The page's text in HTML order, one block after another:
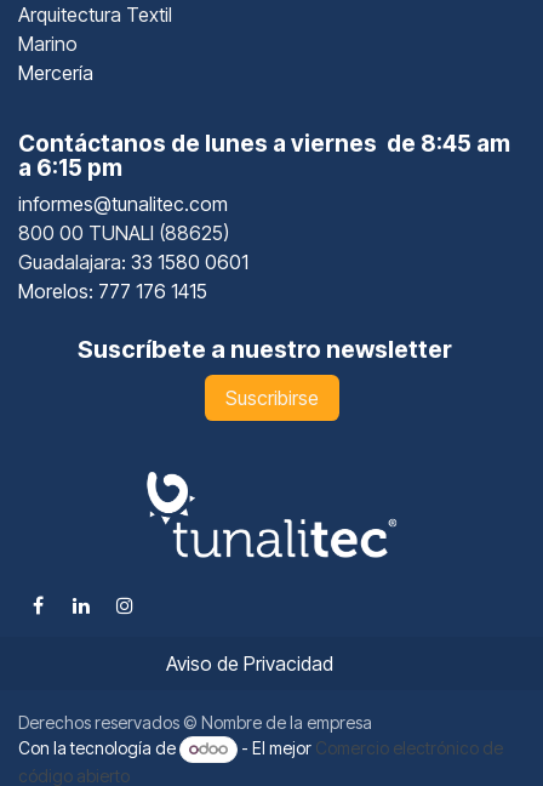
Arquitectura Textil
Marino
Mercería
Contáctanos de lunes a viernes de 8:45 am
a 6:15 pm
informes@tunalitec.com
800 00 TUNALI (88625)
Guadalajara: 33 1580 0601
Morelos: 777 176 1415
Suscríbete a nuestro newsletter
Suscribirse
Aviso de Privacidad
Derechos reservados © Nombre de la empresa
Con la tecnología de
- El mejor Comercio electrónico de
código abierto